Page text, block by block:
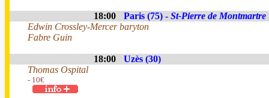
18:00 Paris (75) - St-Pierre de Montmartre
Edwin Crossley-Mercer baryton
Fabre Guin
18:00
Uzès (30)
Thomas Ospital
- 10€